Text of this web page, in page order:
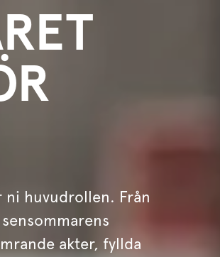
ni huvudrollen. Från
akter, fyllda